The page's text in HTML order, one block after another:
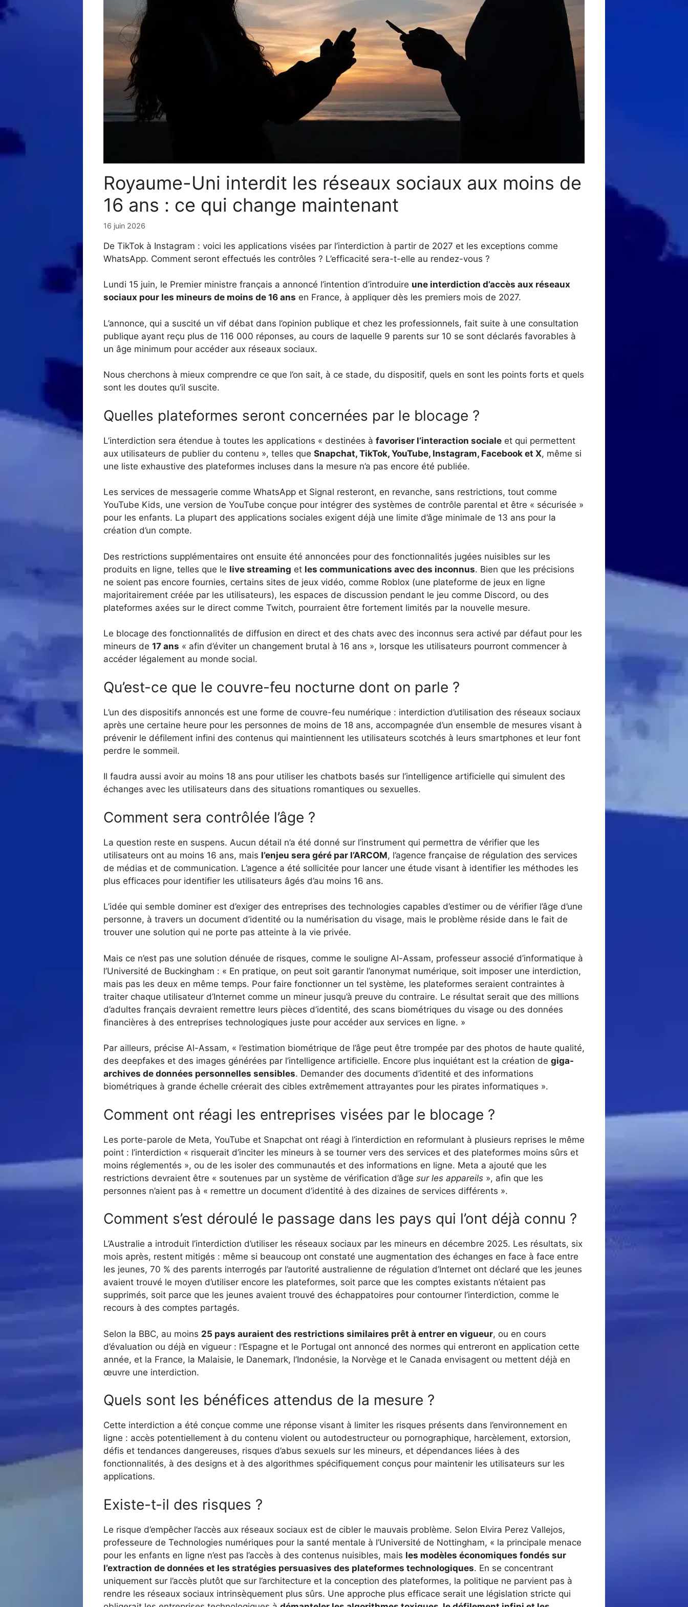
Royaume-Uni interdit les réseaux sociaux aux moins de
16 ans : ce qui change maintenant
16 juin 2026
De TikTok à Instagram : voici les applications visées par l’interdiction à partir de 2027 et les exceptions comme
WhatsApp. Comment seront effectués les contrôles ? L’efficacité sera-t-elle au rendez-vous ?
Lundi 15 juin, le Premier ministre français a annoncé l’intention d’introduire une interdiction d’accès aux réseaux
sociaux pour les mineurs de moins de 16 ans en France, à appliquer dès les premiers mois de 2027.
L’annonce, qui a suscité un vif débat dans l’opinion publique et chez les professionnels, fait suite à une consultation
publique ayant reçu plus de 116 000 réponses, au cours de laquelle 9 parents sur 10 se sont déclarés favorables à
un âge minimum pour accéder aux réseaux sociaux.
Nous cherchons à mieux comprendre ce que l’on sait, à ce stade, du dispositif, quels en sont les points forts et quels
sont les doutes qu’il suscite.
Quelles plateformes seront concernées par le blocage ?
L’interdiction sera étendue à toutes les applications « destinées à favoriser l’interaction sociale et qui permettent
aux utilisateurs de publier du contenu », telles que Snapchat, TikTok, YouTube, Instagram, Facebook et X, même si
une liste exhaustive des plateformes incluses dans la mesure n’a pas encore été publiée.
Les services de messagerie comme WhatsApp et Signal resteront, en revanche, sans restrictions, tout comme
YouTube Kids, une version de YouTube conçue pour intégrer des systèmes de contrôle parental et être « sécurisée »
pour les enfants. La plupart des applications sociales exigent déjà une limite d’âge minimale de 13 ans pour la
création d’un compte.
Des restrictions supplémentaires ont ensuite été annoncées pour des fonctionnalités jugées nuisibles sur les
produits en ligne, telles que le live streaming et les communications avec des inconnus. Bien que les précisions
ne soient pas encore fournies, certains sites de jeux vidéo, comme Roblox (une plateforme de jeux en ligne
majoritairement créée par les utilisateurs), les espaces de discussion pendant le jeu comme Discord, ou des
plateformes axées sur le direct comme Twitch, pourraient être fortement limités par la nouvelle mesure.
Le blocage des fonctionnalités de diffusion en direct et des chats avec des inconnus sera activé par défaut pour les
mineurs de 17 ans « afin d’éviter un changement brutal à 16 ans », lorsque les utilisateurs pourront commencer à
accéder légalement au monde social.
Qu’est-ce que le couvre-feu nocturne dont on parle ?
L’un des dispositifs annoncés est une forme de couvre-feu numérique : interdiction d’utilisation des réseaux sociaux
après une certaine heure pour les personnes de moins de 18 ans, accompagnée d’un ensemble de mesures visant à
prévenir le défilement infini des contenus qui maintiennent les utilisateurs scotchés à leurs smartphones et leur font
perdre le sommeil.
Il faudra aussi avoir au moins 18 ans pour utiliser les chatbots basés sur l’intelligence artificielle qui simulent des
échanges avec les utilisateurs dans des situations romantiques ou sexuelles.
Comment sera contrôlée l’âge ?
La question reste en suspens. Aucun détail n’a été donné sur l’instrument qui permettra de vérifier que les
utilisateurs ont au moins 16 ans, mais l’enjeu sera géré par l’ARCOM, l’agence française de régulation des services
de médias et de communication. L’agence a été sollicitée pour lancer une étude visant à identifier les méthodes les
plus efficaces pour identifier les utilisateurs âgés d’au moins 16 ans.
L’idée qui semble dominer est d’exiger des entreprises des technologies capables d’estimer ou de vérifier l’âge d’une
personne, à travers un document d’identité ou la numérisation du visage, mais le problème réside dans le fait de
trouver une solution qui ne porte pas atteinte à la vie privée.
Mais ce n’est pas une solution dénuée de risques, comme le souligne Al-Assam, professeur associé d’informatique à
l’Université de Buckingham : « En pratique, on peut soit garantir l’anonymat numérique, soit imposer une interdiction,
mais pas les deux en même temps. Pour faire fonctionner un tel système, les plateformes seraient contraintes à
traiter chaque utilisateur d’Internet comme un mineur jusqu’à preuve du contraire. Le résultat serait que des millions
d’adultes français devraient remettre leurs pièces d’identité, des scans biométriques du visage ou des données
financières à des entreprises technologiques juste pour accéder aux services en ligne. »
Par ailleurs, précise Al-Assam, « l’estimation biométrique de l’âge peut être trompée par des photos de haute qualité,
des deepfakes et des images générées par l’intelligence artificielle. Encore plus inquiétant est la création de giga-
archives de données personnelles sensibles. Demander des documents d’identité et des informations
biométriques à grande échelle créerait des cibles extrêmement attrayantes pour les pirates informatiques ».
Comment ont réagi les entreprises visées par le blocage ?
Les porte-parole de Meta, YouTube et Snapchat ont réagi à l’interdiction en reformulant à plusieurs reprises le même
point : l’interdiction « risquerait d’inciter les mineurs à se tourner vers des services et des plateformes moins sûrs et
moins réglementés », ou de les isoler des communautés et des informations en ligne. Meta a ajouté que les
restrictions devraient être « soutenues par un système de vérification d’âge sur les appareils », afin que les
personnes n’aient pas à « remettre un document d’identité à des dizaines de services différents ».
Comment s’est déroulé le passage dans les pays qui l’ont déjà connu ?
L’Australie a introduit l’interdiction d’utiliser les réseaux sociaux par les mineurs en décembre 2025. Les résultats, six
mois après, restent mitigés : même si beaucoup ont constaté une augmentation des échanges en face à face entre
les jeunes, 70 % des parents interrogés par l’autorité australienne de régulation d’Internet ont déclaré que les jeunes
avaient trouvé le moyen d’utiliser encore les plateformes, soit parce que les comptes existants n’étaient pas
supprimés, soit parce que les jeunes avaient trouvé des échappatoires pour contourner l’interdiction, comme le
recours à des comptes partagés.
Selon la BBC, au moins 25 pays auraient des restrictions similaires prêt à entrer en vigueur, ou en cours
d’évaluation ou déjà en vigueur : l’Espagne et le Portugal ont annoncé des normes qui entreront en application cette
année, et la France, la Malaisie, le Danemark, l’Indonésie, la Norvège et le Canada envisagent ou mettent déjà en
œuvre une interdiction.
Quels sont les bénéfices attendus de la mesure ?
Cette interdiction a été conçue comme une réponse visant à limiter les risques présents dans l’environnement en
ligne : accès potentiellement à du contenu violent ou autodestructeur ou pornographique, harcèlement, extorsion,
défis et tendances dangereuses, risques d’abus sexuels sur les mineurs, et dépendances liées à des
fonctionnalités, à des designs et à des algorithmes spécifiquement conçus pour maintenir les utilisateurs sur les
applications.
Existe-t-il des risques ?
Le risque d’empêcher l’accès aux réseaux sociaux est de cibler le mauvais problème. Selon Elvira Perez Vallejos,
professeure de Technologies numériques pour la santé mentale à l’Université de Nottingham, « la principale menace
pour les enfants en ligne n’est pas l’accès à des contenus nuisibles, mais les modèles économiques fondés sur
l’extraction de données et les stratégies persuasives des plateformes technologiques. En se concentrant
uniquement sur l’accès plutôt que sur l’architecture et la conception des plateformes, la politique ne parvient pas à
rendre les réseaux sociaux intrinsèquement plus sûrs. Une approche plus efficace serait une législation stricte qui